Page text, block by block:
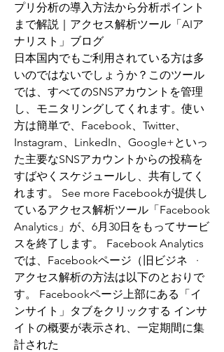
プリ分析の導入方法から分析ポイント
まで解説｜アクセス解析ツール「AIア
ナリスト」ブログ
日本国内でもご利用されている方は多
いのではないでしょうか？このツール
では、すべてのSNSアカウントを管理
し、モニタリングしてくれます。使い
方は簡単で、Facebook、Twitter、
Instagram、LinkedIn、Google+といっ
た主要なSNSアカウントからの投稿を
すばやくスケジュールし、共有してく
れます。 See more Facebookが提供し
ているアクセス解析ツール「Facebook
Analytics」が、6月30日をもってサービ
スを終了します。 Facebook Analytics
では、Facebookページ（旧ビジネ   ·
アクセス解析の方法は以下のとおりで
す。 Facebookページ上部にある「イ
ンサイト」タブをクリックする インサ
イトの概要が表示され、一定期間に集
計された